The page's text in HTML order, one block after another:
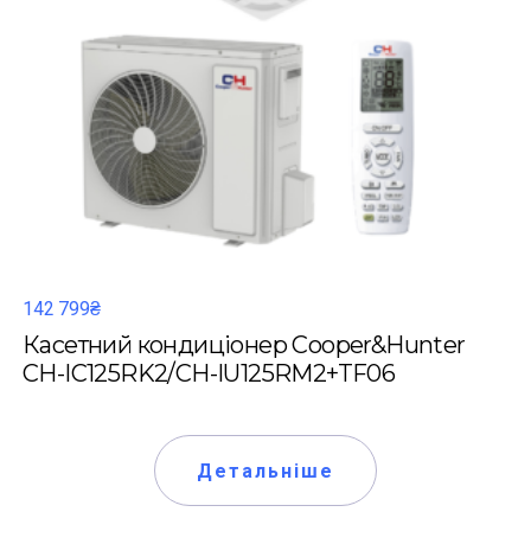
142 799₴
Касетний кондиціонер Cooper&Hunter
CH-IC125RK2/CH-IU125RM2+TF06
Детальніше